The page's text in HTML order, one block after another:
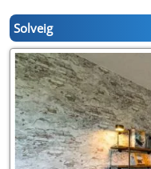
Solveig